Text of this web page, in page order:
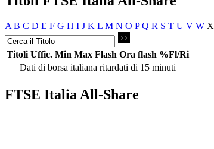
A B C D E F G H I J K L M N O P Q R S T U V W X
Titoli Uffic. Min Max Flash Ora flash %Fl/Ri
Dati di borsa italiana ritardati di 15 minuti
FTSE Italia All-Share